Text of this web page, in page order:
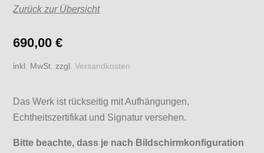
Zurück zur Übersicht
690,00€
inkl. MwSt. zzgl.Versandkosten
Das Werk ist rückseitig mit Aufhängungen,
Echtheitszertifikat und Signatur versehen.
Bitte beachte, dass je nach Bildschirmkonfiguration